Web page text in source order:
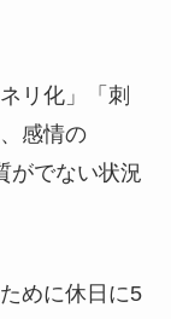
リ化」「刺
感情の
がでない状況
めに休日に5